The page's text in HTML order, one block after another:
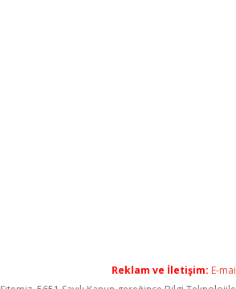
Reklam ve İletişim: E-